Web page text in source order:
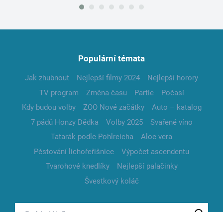
Populární témata
Jak zhubnout Nejlepší filmy 2024
Nejlepší horory
TV program
Změna času Partie
Počasí
Kdy budou volby
ZOO Nové začátky
Auto – katalog
7 pádů Honzy Dědka
Volby 2025
Svařené víno
Tatarák podle Pohlreicha
Aloe vera
Pěstování lichořeřišnice
Výpočet ascendentu
Tvarohové knedlíky
Nejlepší palačinky
Švestkový koláč